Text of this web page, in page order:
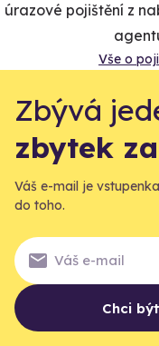
úrazové pojištění z
Vše o
Zbývá
zbytek
Váš e-mail je
do toho.
Chci